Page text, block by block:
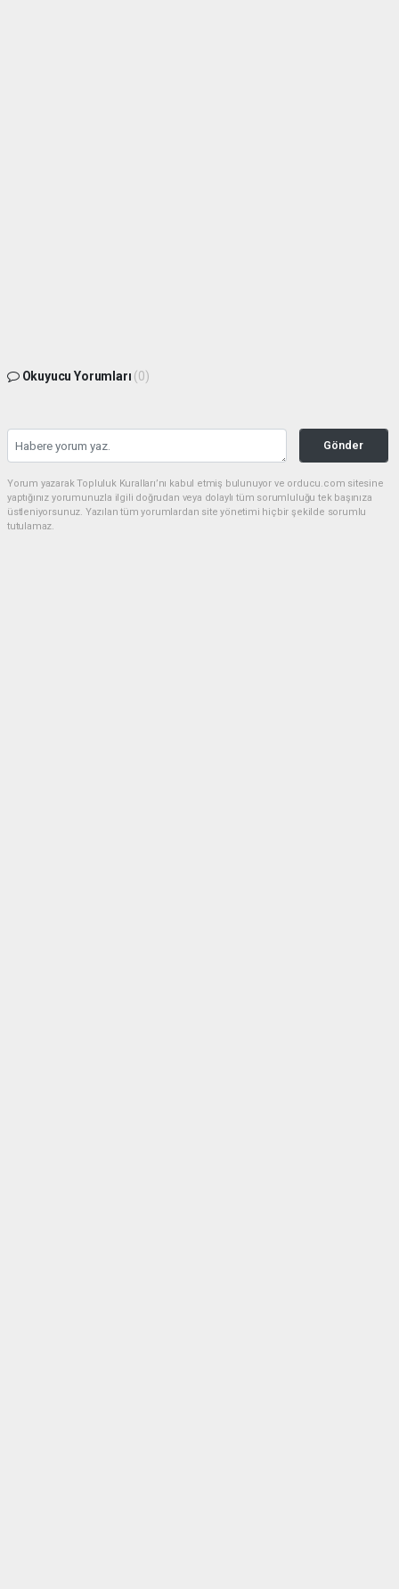
Okuyucu Yorumları (0)
Gönder
Yorum yazarak Topluluk Kuralları’nı kabul etmiş bulunuyor ve orducu.com sitesine
yaptığınız yorumunuzla ilgili doğrudan veya dolaylı tüm sorumluluğu tek başınıza
üstleniyorsunuz. Yazılan tüm yorumlardan site yönetimi hiçbir şekilde sorumlu
tutulamaz.